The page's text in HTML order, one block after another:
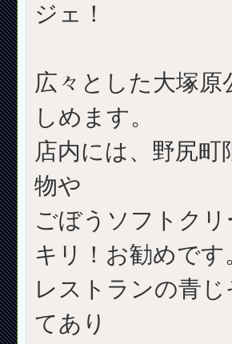
ジェ！
広々とした大塚
しめます。
店内には、野尻
物
ごぼうソフトク
キリ！お勧めです
レストランの青
てあり